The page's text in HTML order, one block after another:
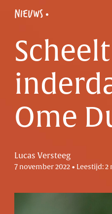
NIEUWS
Ome
Lucas Versteeg
7 november 2022 • Leestijd: 2